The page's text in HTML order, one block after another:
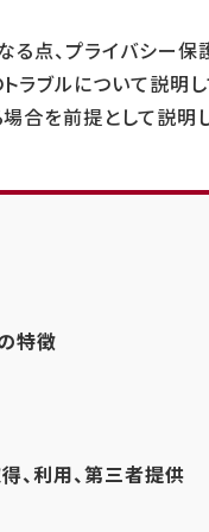
点、プライバシー保
ブルについて説明し
合を前提として説明し
特徴
、利用、第三者提供